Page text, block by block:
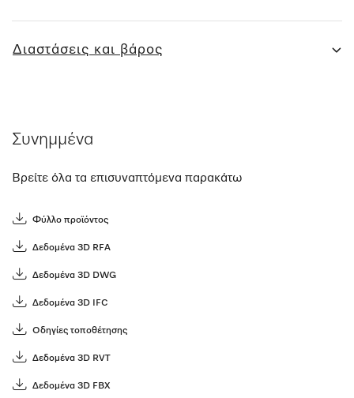
Διαστάσεις και βάρος
Συνημμένα
Βρείτε όλα τα επισυναπτόμενα παρακάτω
Φύλλο προϊόντος
Δεδομένα 3D RFA
Δεδομένα 3D DWG
Δεδομένα 3D IFC
Οδηγίες τοποθέτησης
Δεδομένα 3D RVT
Δεδομένα 3D FBX